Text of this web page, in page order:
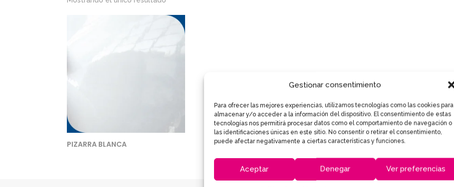
Gestionar consentimiento
Para ofrecer las mejores experiencias, utilizamos tecnologías como las cookies para
almacenar y/o acceder a la información del dispositivo. El consentimiento de estas
tecnologías nos permitirá procesar datos como el comportamiento de navegación o
las identificaciones únicas en este sitio. No consentir o retirar el consentimiento,
puede afectar negativamente a ciertas características y funciones.
Aceptar Denegar Ver preferencias
PIZARRA BLANCA